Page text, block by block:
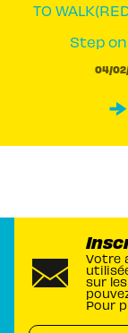
TO
Step on
04/
Votre
sur
Pour